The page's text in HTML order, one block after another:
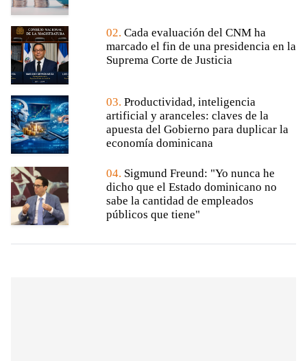
02. Cada evaluación del CNM ha
marcado el fin de una presidencia en la
Suprema Corte de Justicia
03. Productividad, inteligencia
artificial y aranceles: claves de la
apuesta del Gobierno para duplicar la
economía dominicana
04. Sigmund Freund: "Yo nunca he
dicho que el Estado dominicano no
sabe la cantidad de empleados
públicos que tiene"